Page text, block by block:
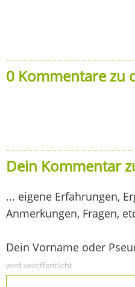
0 Kommentare zu
Dein Kommentar
... eigene Erfahrungen,
Anmerkungen, Fragen,
Dein Vorname oder
wird veröffentlicht